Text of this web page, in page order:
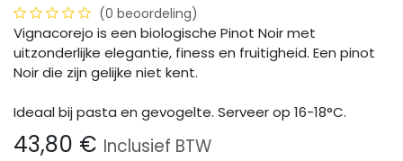
(0 beoordeling)
Vignacorejo is een biologische Pinot Noir met
uitzonderlijke elegantie, finess en fruitigheid. Een pinot
Noir die zijn gelijke niet kent.
Ideaal bij pasta en gevogelte. Serveer op 16-18°C.
43,80 € Inclusief BTW